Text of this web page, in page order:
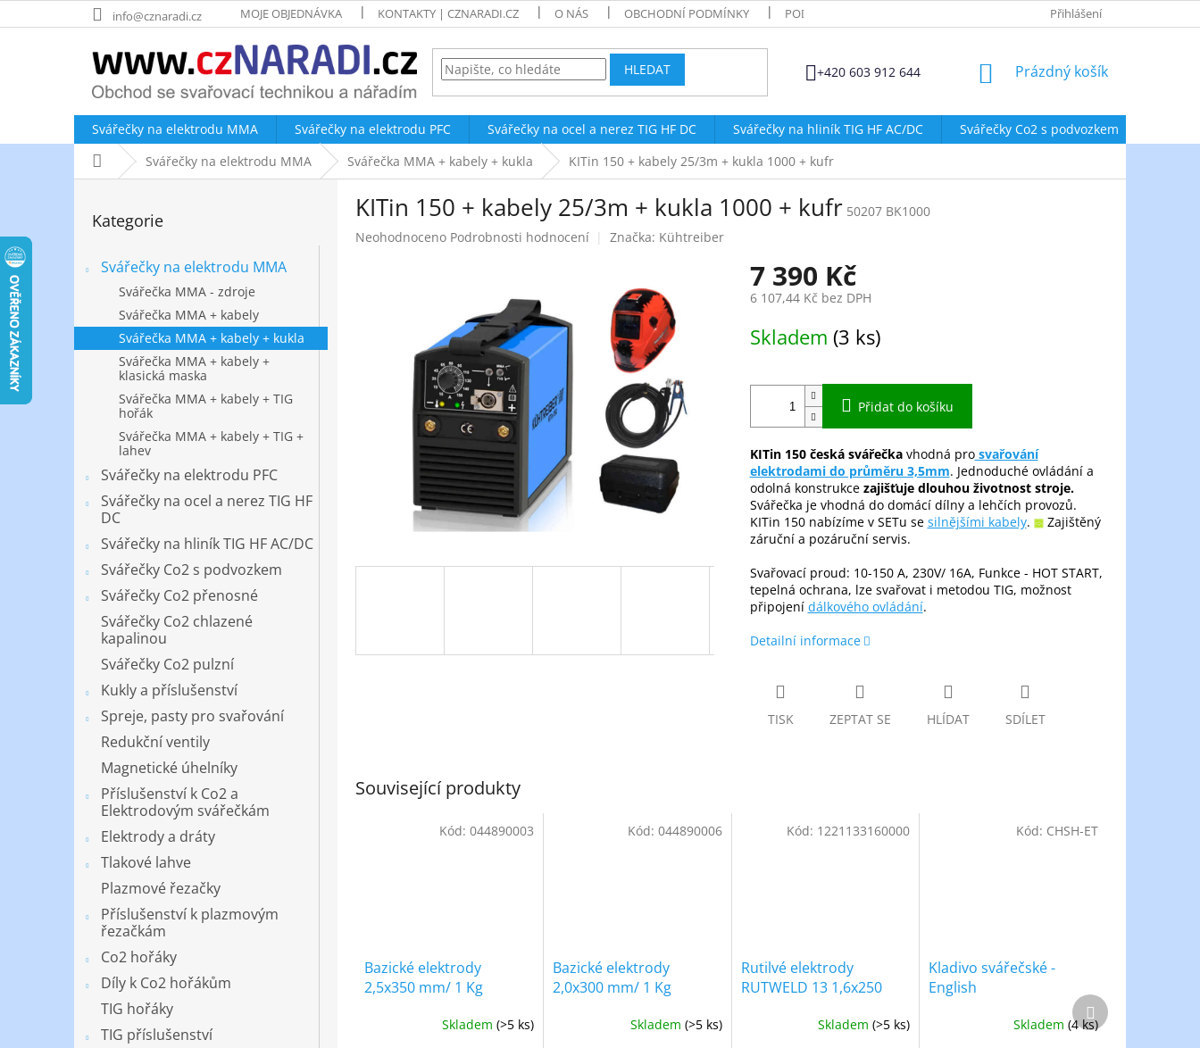
na
info@cznaradi.cz MOJE OBJEDNÁVKA KONTAKTY | CZNARADI.CZ O NÁS OBCHODNÍ PODMÍNKY PODMÍNKY OCHRANY OSOBNÍCH ÚDAJŮ ZÁSADY POUŽÍVÁNÍ
Přihlášení
HLEDAT +420 603 912 644
NÁKUPNÍ
Prázdný košík
Svářečky na elektrodu MMA Svářečky na elektrodu PFC Svářečky na ocel a nerez TIG HF DC Svářečky na hliník TIG HF AC/DC Svářečky Co2 s podvozkem
Domů Svářečky na elektrodu MMA Svářečka MMA + kabely + kukla KITin 150 + kabely 25/3m + kukla 1000 + kufr
n
í
kategorie
Kategorie
Svářečky na elektrodu MMA
Svářečka MMA - zdroje
Svářečka MMA + kabely
Svářečka MMA + kabely + kukla
Svářečka MMA + kabely +
klasická maska
Svářečka MMA + kabely + TIG
hořák
Svářečka MMA + kabely + TIG +
lahev
Svářečky na elektrodu PFC
Svářečky na ocel a nerez TIG HF
DC
Svářečky na hliník TIG HF AC/DC
Svářečky Co2 s podvozkem
Svářečky Co2 přenosné
Svářečky Co2 chlazené
kapalinou
Svářečky Co2 pulzní
Kukly a příslušenství
Spreje, pasty pro svařování
Redukční ventily
Magnetické úhelníky
Příslušenství k Co2 a
Elektrodovým svářečkám
Elektrody a dráty
Tlakové lahve
Plazmové řezačky
Příslušenství k plazmovým
řezačkám
Co2 hořáky
Díly k Co2 hořákům
TIG hořáky
TIG příslušenství
KITin 150 + kabely 25/3m + kukla 1000 + kufr 50207 BK1000
Průměrné
hvězdiček.
Neohodnoceno Podrobnosti hodnocení Značka: Kühtreiber
7 390 Kč
6 107,44 Kč bez DPH
cena:
Skladem (3 ks)
Přidat do košíku
KITin 150 česká svářečkavhodná prosvařování
elektrodami do průměru 3,5mm. Jednoduché ovládání a
odolná konstrukce zajišťuje dlouhou životnost stroje.
Svářečka je vhodná do domácí dílny a lehčích provozů.
KITin 150 nabízíme v SETu se silnějšími kabely.
Zajištěný
záruční a pozáruční servis.
Svařovací proud: 10-150 A, 230V/ 16A, Funkce - HOT START,
tepelná ochrana, lze svařovat i metodou TIG, možnost
připojení dálkového ovládání.
Detailní informace
TISK ZEPTAT SE HLÍDAT SDÍLET
Související produkty
Bazické elektrody
2,5x350 mm/ 1 Kg
Skladem (>5 ks)
Kód: 044890003
Bazické elektrody
2,0x300 mm/ 1 Kg
Skladem (>5 ks)
Kód: 044890006
Rutilvé elektrody
RUTWELD 13 1,6x250
Skladem(>5 ks)
Kód: 1221133160000
Kladivo svářečské -
English
Skladem (4 ks)
Kód: CHSH-ET
Další
produkt